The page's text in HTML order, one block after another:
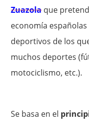
Zuazolaque
economía
deportivos de los
muchos deportes
motociclismo, etc.).
Se basa en el